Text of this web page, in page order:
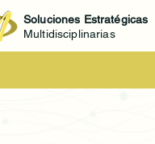
Soluciones Estratégicas
Multidisciplinarias